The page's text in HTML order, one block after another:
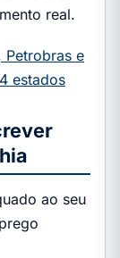
real.
Petrobras e
estados
ao seu